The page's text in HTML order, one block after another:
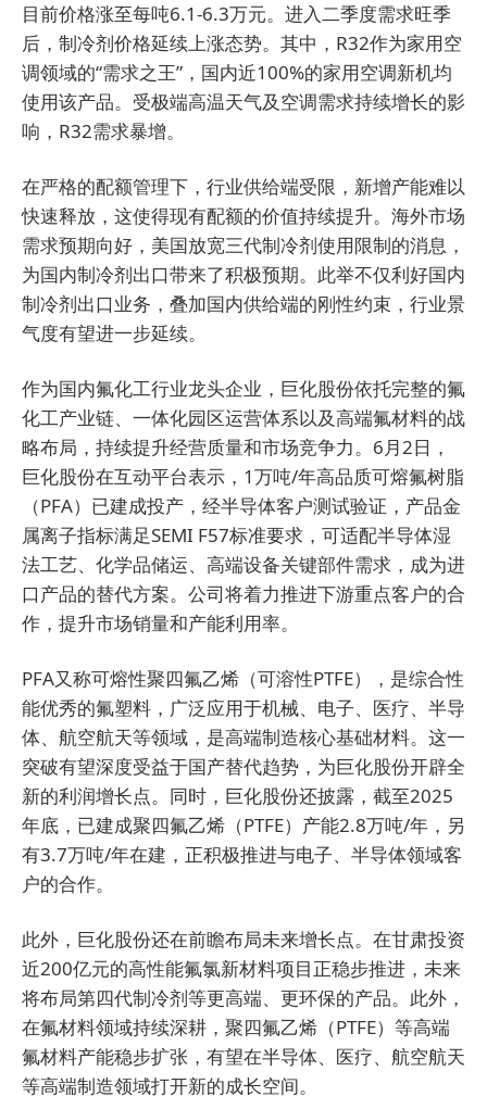
目前价格涨至每吨6.1-6.3万元。进入二季度需求旺季
后，制冷剂价格延续上涨态势。其中，R32作为家用空
调领域的“需求之王”，国内近100%的家用空调新机均
使用该产品。受极端高温天气及空调需求持续增长的影
响，R32需求暴增。
在严格的配额管理下，行业供给端受限，新增产能难以
快速释放，这使得现有配额的价值持续提升。海外市场
需求预期向好，美国放宽三代制冷剂使用限制的消息，
为国内制冷剂出口带来了积极预期。此举不仅利好国内
制冷剂出口业务，叠加国内供给端的刚性约束，行业景
气度有望进一步延续。
作为国内氟化工行业龙头企业，巨化股份依托完整的氟
化工产业链、一体化园区运营体系以及高端氟材料的战
略布局，持续提升经营质量和市场竞争力。6月2日，
巨化股份在互动平台表示，1万吨/年高品质可熔氟树脂
（PFA）已建成投产，经半导体客户测试验证，产品金
属离子指标满足SEMI F57标准要求，可适配半导体湿
法工艺、化学品储运、高端设备关键部件需求，成为进
口产品的替代方案。公司将着力推进下游重点客户的合
作，提升市场销量和产能利用率。
PFA又称可熔性聚四氟乙烯（可溶性PTFE），是综合性
能优秀的氟塑料，广泛应用于机械、电子、医疗、半导
体、航空航天等领域，是高端制造核心基础材料。这一
突破有望深度受益于国产替代趋势，为巨化股份开辟全
新的利润增长点。同时，巨化股份还披露，截至2025
年底，已建成聚四氟乙烯（PTFE）产能2.8万吨/年，另
有3.7万吨/年在建，正积极推进与电子、半导体领域客
户的合作。
此外，巨化股份还在前瞻布局未来增长点。在甘肃投资
近200亿元的高性能氟氯新材料项目正稳步推进，未来
将布局第四代制冷剂等更高端、更环保的产品。此外，
在氟材料领域持续深耕，聚四氟乙烯（PTFE）等高端
氟材料产能稳步扩张，有望在半导体、医疗、航空航天
等高端制造领域打开新的成长空间。